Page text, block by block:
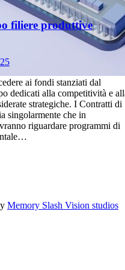
filiere produttive
ai fondi stanziati dal
dedicati alla competitività e
strategiche. I Contratti di
singolarmente che in
riguardare programmi di
Memory Slash Vision studios